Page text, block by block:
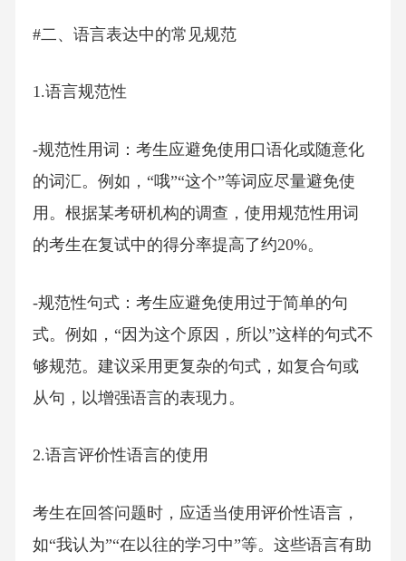
#二、语言表达中的常见规范
1.语言规范性
-规范性用词：考生应避免使用口语化或随意化
的词汇。例如，“哦”“这个”等词应尽量避免使
用。根据某考研机构的调查，使用规范性用词
的考生在复试中的得分率提高了约20%。
-规范性句式：考生应避免使用过于简单的句
式。例如，“因为这个原因，所以”这样的句式不
够规范。建议采用更复杂的句式，如复合句或
从句，以增强语言的表现力。
2.语言评价性语言的使用
考生在回答问题时，应适当使用评价性语言，
如“我认为”“在以往的学习中”等。这些语言有助